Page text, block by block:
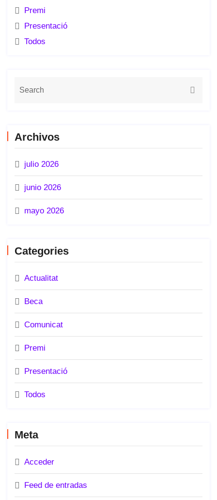
Premi
Presentació
Todos
Archivos
julio 2026
junio 2026
mayo 2026
Categories
Actualitat
Beca
Comunicat
Premi
Presentació
Todos
Meta
Acceder
Feed de entradas